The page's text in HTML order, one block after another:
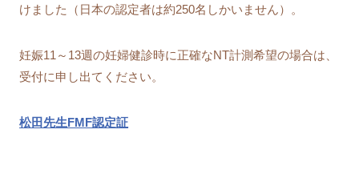
けました（日本の認定者は約250名しかいません）。
妊娠11～13週の妊婦健診時に正確なNT計測希望の場合は、
受付に申し出てください。
松田先生FMF認定証